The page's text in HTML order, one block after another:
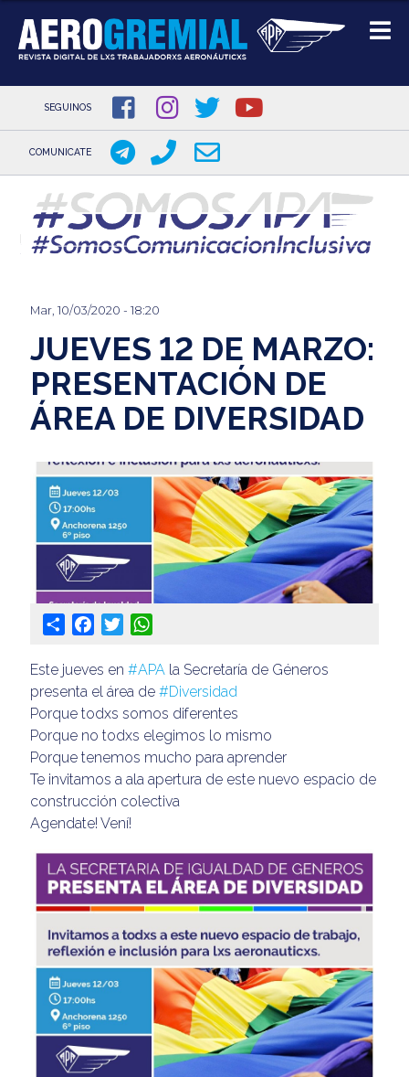
Pasar
contenido
principal
SEGUINOS
COMUNICATE
Mar, 10/03/2020 - 18:20
JUEVES 12 DE MARZO:
PRESENTACIÓN DE
ÁREA DE DIVERSIDAD
Share Facebook
Twitter
Este jueves en #APAla Secretaría de Géneros
presenta el área de #Diversidad
Porque todxs somos diferentes
Porque no todxs elegimos lo mismo
Porque tenemos mucho para aprender
Te invitamos a ala apertura de este nuevo espacio de
construcción colectiva
Agendate! Vení!